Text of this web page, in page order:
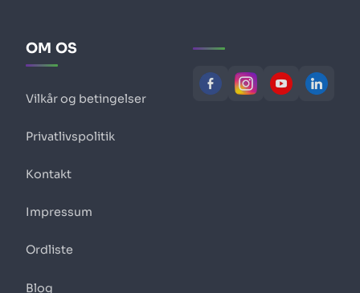
OM OS
Vilkår og betingelser
Privatlivspolitik
Kontakt
Impressum
Ordliste
Blog